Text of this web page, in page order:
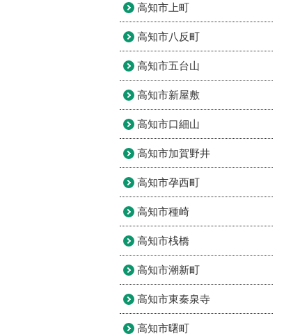
高知市上町
高知市八反町
高知市五台山
高知市新屋敷
高知市口細山
高知市加賀野井
高知市孕西町
高知市種崎
高知市桟橋
高知市潮新町
高知市東秦泉寺
高知市曙町